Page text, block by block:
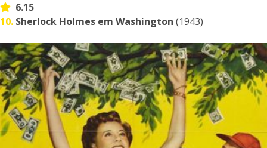
6.15
10. Sherlock Holmes em Washington (1943)